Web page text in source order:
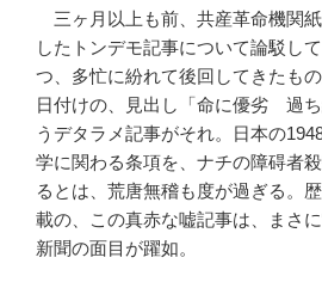
三ヶ月以上も前、共産革命機関
したトンデモ記事について論駁し
つ、多忙に紛れて後回してきたも
日付けの、見出し「命に優劣 過
うデタラメ記事がそれ。日本の
学に関わる条項を、ナチの障碍者
るとは、荒唐無稽も度が過ぎる。
載の、この真赤な嘘記事は、まさ
新聞の面目が躍如。